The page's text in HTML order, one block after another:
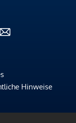
Hinweise